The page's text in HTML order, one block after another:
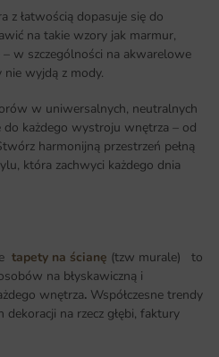
z łatwością dopasuje się do
na takie wzory jak marmur,
w szczególności na akwarelowe
wyjdą z mody.
w uniwersalnych, neutralnych
do każdego wystroju wnętrza – od
harmonijną przestrzeń pełną
która zachwyci każdego dnia
tapety na ścianę (tzw murale) to
na błyskawiczną i
wnętrza. Współczesne trendy
dekoracji na rzecz głębi, faktury